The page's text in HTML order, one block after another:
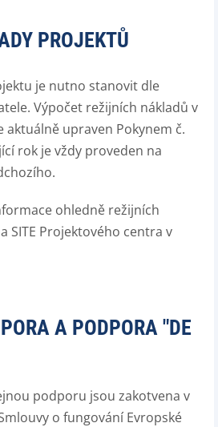
PROJEKTŮ
je nutno stanovit dle
Výpočet režijních nákladů v
aktuálně upraven Pokynem č.
rok je vždy proveden na
ohledně režijních
SITE Projektového centra v
A PODPORA "DE
podporu jsou zakotvena v
o fungování Evropské